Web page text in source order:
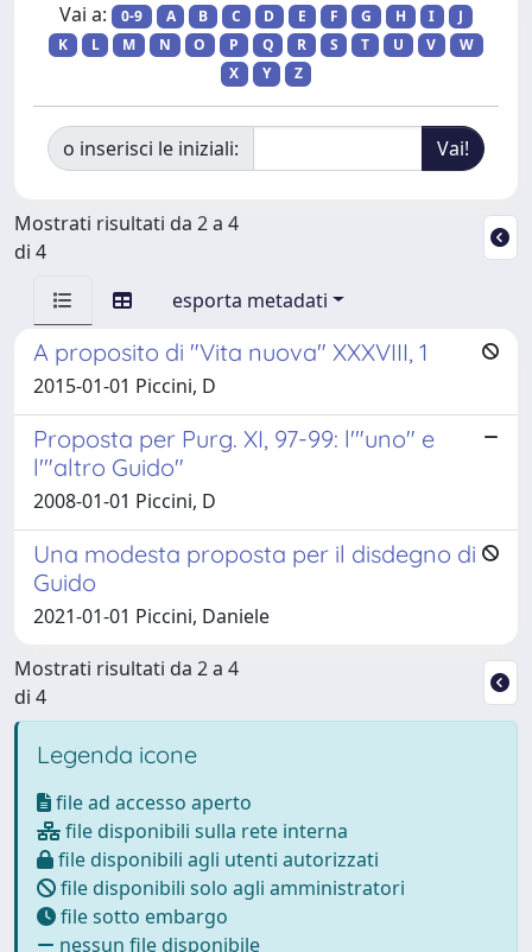
Vai a: 0-9 A B C D E F G H I
J
K
L M N O P Q R S T U V
W
X
Y Z
o inserisci le iniziali:
Mostrati risultati da 2 a 4
di 4
esporta metadati
A proposito di "Vita nuova" XXXVIII, 1
2015-01-01 Piccini, D
Proposta per Purg. XI, 97-99: l'"uno" e
l'"altro Guido"
2008-01-01 Piccini, D
Una modesta proposta per il disdegno di
Guido
2021-01-01 Piccini, Daniele
Mostrati risultati da 2 a 4
di 4
Legenda icone
file ad accesso aperto
file disponibili sulla rete interna
file disponibili agli utenti autorizzati
file disponibili solo agli amministratori
file sotto embargo
nessun file disponibile